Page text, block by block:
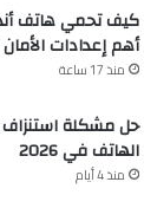
كيف تحمي هاتف
أهم إعدادات الأمان
منذ 17 ساعة
حل مشكلة استنزاف
الهاتف في 2026
منذ 4 أيام